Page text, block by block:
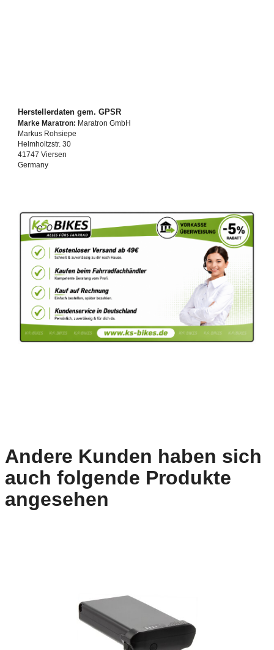
Herstellerdaten gem. GPSR
Marke Maratron: Maratron GmbH
Markus Rohsiepe
Helmholtzstr. 30
41747 Viersen
Germany
Andere Kunden haben sich
auch folgende Produkte
angesehen